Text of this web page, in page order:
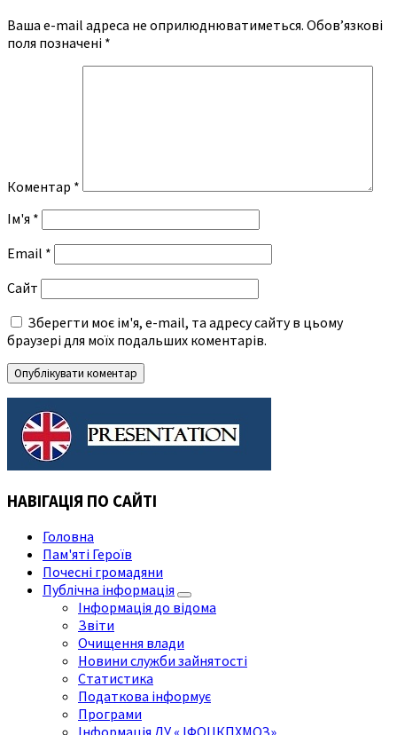
Ваша e-mail адреса не оприлюднюватиметься. Обов’язкові
поля позначені *
Коментар *
Ім'я *
Email *
Сайт
Зберегти моє ім'я, e-mail, та адресу сайту в цьому
браузері для моїх подальших коментарів.
НАВІГАЦІЯ ПО САЙТІ
Головна
Пам'яті Героїв
Почесні громадяни
Публічна інформація
Інформація до відома
Звіти
Очищення влади
Новини служби зайнятості
Статистика
Податкова інформує
Програми